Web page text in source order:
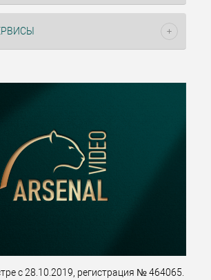
с 28.10.2019, регистрация № 464065.